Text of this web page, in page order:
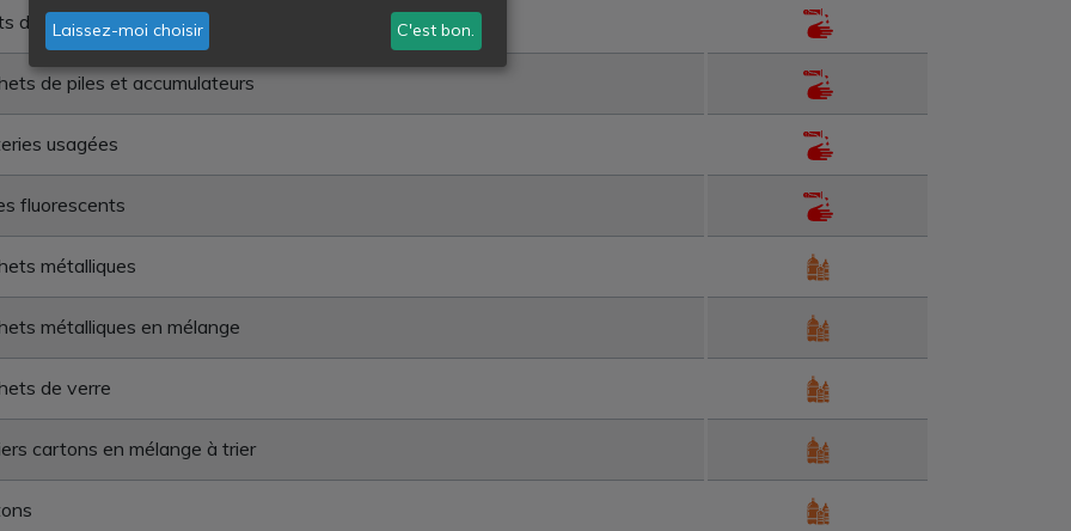
déchets chimiques en mélange
de piles et accumulateurs
usagées
fluorescents
métalliques
métalliques en mélange
de verre
cartons en mélange à trier
Laissez-moi choisir C'est bon.